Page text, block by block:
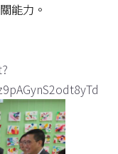
能力。